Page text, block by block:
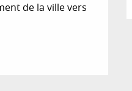
de la ville vers